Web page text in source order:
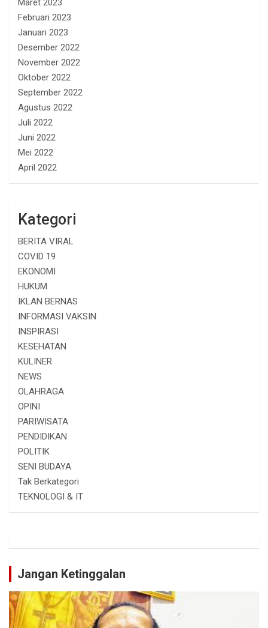
Maret 2023
Februari 2023
Januari 2023
Desember 2022
November 2022
Oktober 2022
September 2022
Agustus 2022
Juli 2022
Juni 2022
Mei 2022
April 2022
Kategori
BERITA VIRAL
COVID 19
EKONOMI
HUKUM
IKLAN BERNAS
INFORMASI VAKSIN
INSPIRASI
KESEHATAN
KULINER
NEWS
OLAHRAGA
OPINI
PARIWISATA
PENDIDIKAN
POLITIK
SENI BUDAYA
Tak Berkategori
TEKNOLOGI & IT
Jangan Ketinggalan